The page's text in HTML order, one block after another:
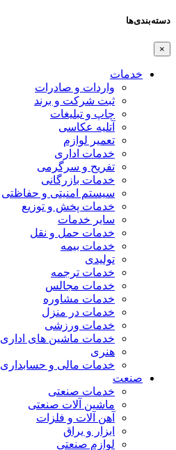
دسته‌بندی‌ها
×
خدمات
واردات و صادرات
ثبت شرکت و برند
چاپ و تبلیغات
آتلیه عکاسی
تعمیر لوازم
خدمات اداری
تفریح و سرگرمی
خدمات بازرگانی
سیستم امنیتی و حفاظتی
خدمات پخش و توزیع
سایر خدمات
خدمات حمل و نقل
خدمات بیمه
تولیدی
خدمات ترجمه
خدمات مجالس
خدمات مشاوره
خدمات در منزل
خدمات ورزشی
خدمات ماشین های اداری
هنری
خدمات مالی و حسابداری
صنعت
خدمات صنعتی
ماشین آلات صنعتی
آهن آلات و فلزات
ابزار و یراق
لوازم صنعتی